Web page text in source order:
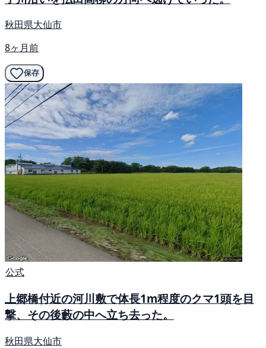
秋田県大仙市
8ヶ月前
保存
公式
上郷橋付近の河川敷で体長1m程度のクマ1頭を目
撃、その後藪の中へ立ち去った。
秋田県大仙市